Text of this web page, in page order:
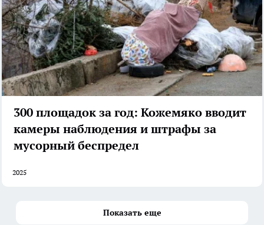
300 площадок за год: Кожемяко вводит
камеры наблюдения и штрафы за
мусорный беспредел
2025
Показать еще